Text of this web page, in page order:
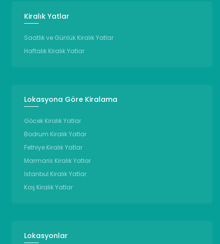
Kiralık Yatlar
Saatlik ve Günlük Kiralık Yatlar
Haftalık Kiralık Yatlar
Lokasyona Göre Kiralama
Göcek Kiralık Yatlar
Bodrum Kiralık Yatlar
Fethiye Kiralık Yatlar
Marmaris Kiralık Yatlar
İstanbul Kiralık Yatlar
Kaş Kiralık Yatlar
Lokasyonlar